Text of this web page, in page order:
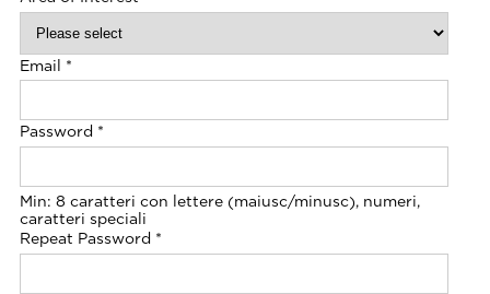
Email *
Password *
Min: 8 caratteri con lettere (maiusc/minusc), numeri,
caratteri speciali
Repeat Password *